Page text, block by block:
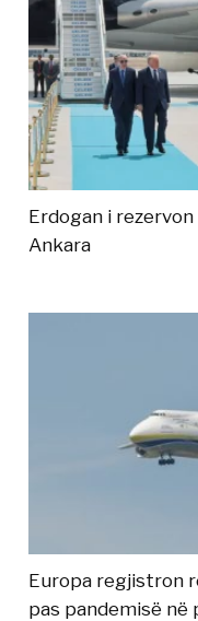
Erdogan i
Ankara
Europa regjistron
pas pandemisë në